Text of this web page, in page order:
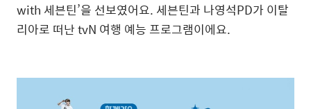
with 세븐틴’을 선보였어요. 세븐틴과 나영석PD가 이탈
리아로 떠난 tvN 여행 예능 프로그램이에요.